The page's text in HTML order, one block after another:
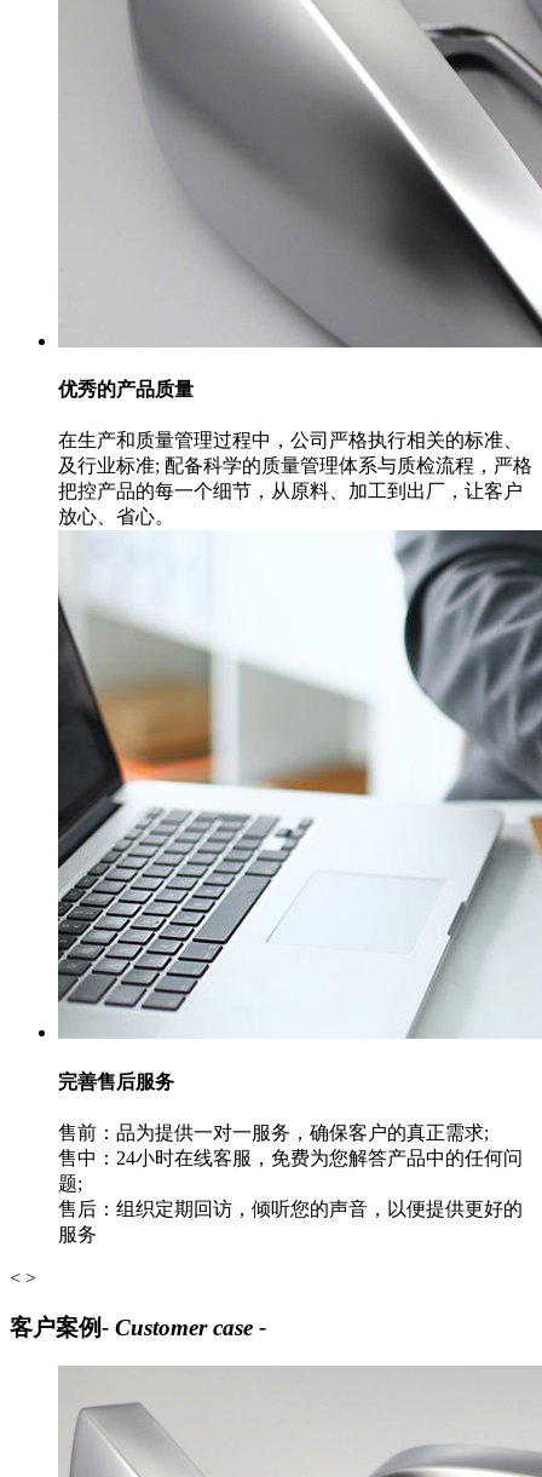
优秀的产品质量
在生产和质量管理过程中，公司严格执行相关的标准、
及行业标准; 配备科学的质量管理体系与质检流程，严格
把控产品的每一个细节，从原料、加工到出厂，让客户
放心、省心。
完善售后服务
售前：品为提供一对一服务，确保客户的真正需求;
售中：24小时在线客服，免费为您解答产品中的任何问
题;
售后：组织定期回访，倾听您的声音，以便提供更好的
服务
< >
客户案例- Customer case -